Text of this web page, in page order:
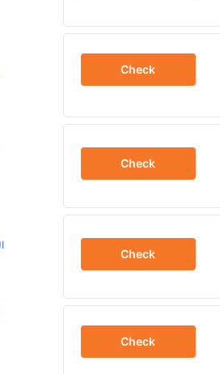
Check
Check
Check
Check